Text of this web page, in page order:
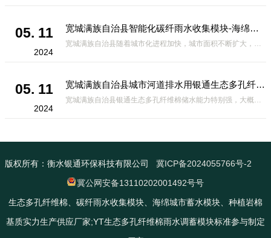
05. 11
2024
宽城满族自治县智能化碳纤雨水收集模块-海绵城市排水蓄水系统的优选项
宽城满族自治县随着城市化进程加快，城市面积不断扩大，给城市带来的问题也随之增加。其中之一就是水资源的短缺。雨水收集是一种解决城市水资源短缺的有效途径。在雨水收集技术中，智能化碳纤雨水收集模块的出现，为解决城市水资源
05. 11
2024
宽城满族自治县城市河道排水用银通生态多孔纤维棉 渗透性好重量轻
宽城满族自治县银通生态多孔纤维棉储水能力特别强，大概是土壤的6倍，所以在下暴雨或者是严重的雨雪天气时，能将降水量很好的吸收掉，到了天气晴朗之后又会将这些水分蒸发到空气中。这种材料在绿化环保上能起到很大的作用，能够大
版权所有：衡水银通环保科技有限公司
冀ICP备2024055766号-2
冀公网安备13110202001492号号
生态多孔纤维棉、碳纤雨水收集模块、海绵城市蓄水模块、种植岩棉
基质实力生产供应厂家;YT生态多孔纤维棉雨水调蓄模块标准参与制定